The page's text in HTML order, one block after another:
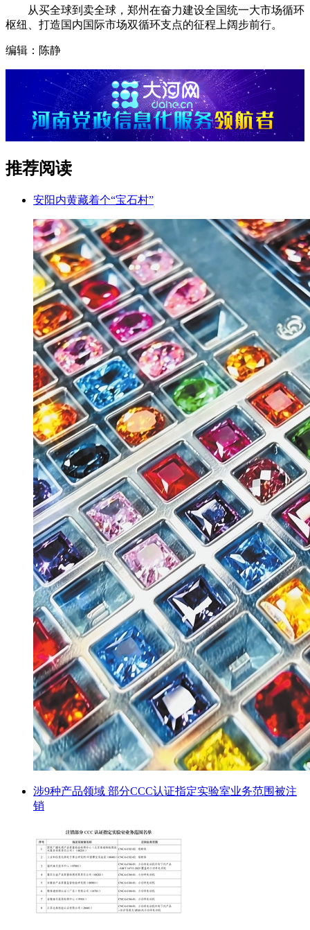
从买全球到卖全球，郑州在奋力建设全国统一大市场循环
枢纽、打造国内国际市场双循环支点的征程上阔步前行。
编辑：陈静
推荐阅读
安阳内黄藏着个“宝石村”
涉9种产品领域 部分CCC认证指定实验室业务范围被注
销